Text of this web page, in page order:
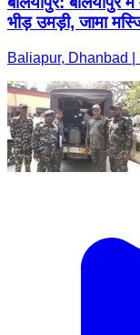
भीड़ उमड़ी, जामा
Baliapur, Dhanbad